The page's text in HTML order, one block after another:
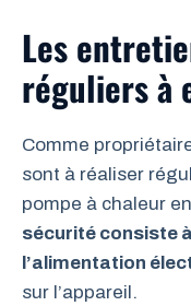
Les
réguliers à
Comme
sont à réaliser
pompe à chaleur
sécurité consiste
l’alimentation
sur l’appareil.